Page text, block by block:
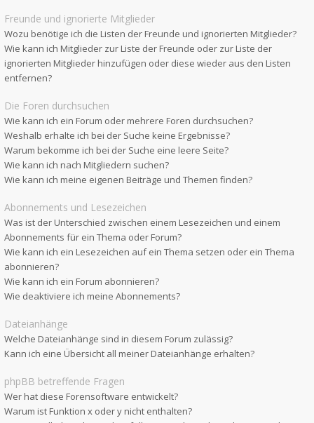
Freunde und ignorierte Mitglieder
Wozu benötige ich die Listen der Freunde und ignorierten Mitglieder?
Wie kann ich Mitglieder zur Liste der Freunde oder zur Liste der
ignorierten Mitglieder hinzufügen oder diese wieder aus den Listen
entfernen?
Die Foren durchsuchen
Wie kann ich ein Forum oder mehrere Foren durchsuchen?
Weshalb erhalte ich bei der Suche keine Ergebnisse?
Warum bekomme ich bei der Suche eine leere Seite?
Wie kann ich nach Mitgliedern suchen?
Wie kann ich meine eigenen Beiträge und Themen finden?
Abonnements und Lesezeichen
Was ist der Unterschied zwischen einem Lesezeichen und einem
Abonnements für ein Thema oder Forum?
Wie kann ich ein Lesezeichen auf ein Thema setzen oder ein Thema
abonnieren?
Wie kann ich ein Forum abonnieren?
Wie deaktiviere ich meine Abonnements?
Dateianhänge
Welche Dateianhänge sind in diesem Forum zulässig?
Kann ich eine Übersicht all meiner Dateianhänge erhalten?
phpBB betreffende Fragen
Wer hat diese Forensoftware entwickelt?
Warum ist Funktion x oder y nicht enthalten?